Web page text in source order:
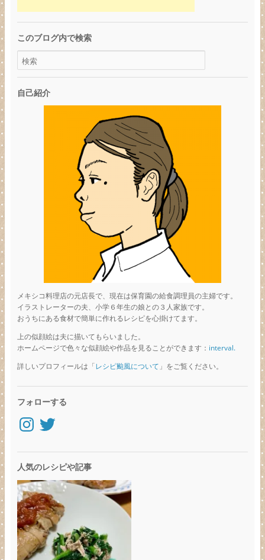
このブログ内で検索
自己紹介
メキシコ料理店の元店長で、現在は保育園の給食調理員の主婦です。
イラストレーターの夫、小学６年生の娘との３人家族です。
おうちにある食材で簡単に作れるレシピを心掛けてます。
上の似顔絵は夫に描いてもらいました。
ホームページで色々な似顔絵や作品を見ることができます： interval.
詳しいプロフィールは「レシピ颱風について 」をご覧ください。
フォローする
Instagram
Twitter
人気のレシピや記事